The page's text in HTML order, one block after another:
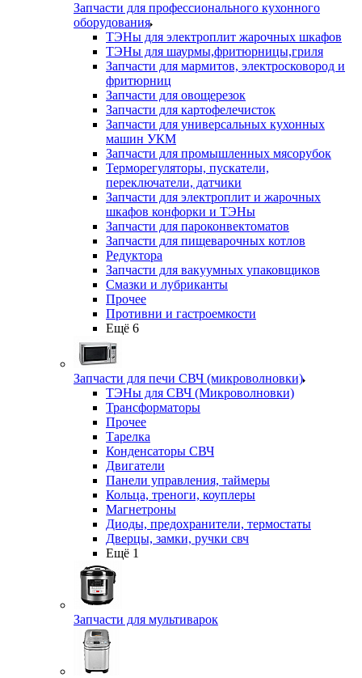
Запчасти для профессионального кухонного
оборудования
ТЭНы для электроплит жарочных шкафов
ТЭНы для шаурмы,фритюрницы,гриля
Запчасти для мармитов, электросковород и
фритюрниц
Запчасти для овощерезок
Запчасти для картофелечисток
Запчасти для универсальных кухонных
машин УКМ
Запчасти для промышленных мясорубок
Терморегуляторы, пускатели,
переключатели, датчики
Запчасти для электроплит и жарочных
шкафов конфорки и ТЭНы
Запчасти для пароконвектоматов
Запчасти для пищеварочных котлов
Редуктора
Запчасти для вакуумных упаковщиков
Смазки и лубриканты
Прочее
Противни и гастроемкости
Ещё 6
Запчасти для печи СВЧ (микроволновки)
ТЭНы для СВЧ (Микроволновки)
Трансформаторы
Прочее
Тарелка
Конденсаторы СВЧ
Двигатели
Панели управления, таймеры
Кольца, треноги, коуплеры
Магнетроны
Диоды, предохранители, термостаты
Дверцы, замки, ручки свч
Ещё 1
Запчасти для мультиварок